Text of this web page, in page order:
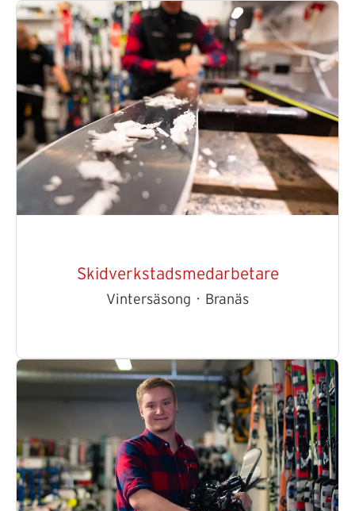
Skidverkstadsmedarbetare
Vintersäsong · Branäs